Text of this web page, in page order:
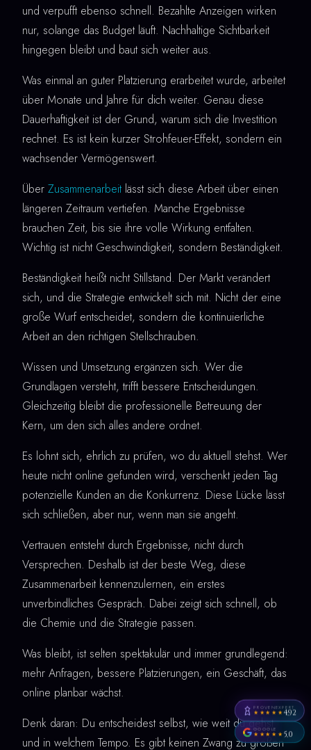
und verpufft ebenso schnell. Bezahlte Anzeigen wirken
nur, solange das Budget läuft. Nachhaltige Sichtbarkeit
hingegen bleibt und baut sich weiter aus.
Was einmal an guter Platzierung erarbeitet wurde, arbeitet
über Monate und Jahre für dich weiter. Genau diese
Dauerhaftigkeit ist der Grund, warum sich die Investition
rechnet. Es ist kein kurzer Strohfeuer-Effekt, sondern ein
wachsender Vermögenswert.
Über Zusammenarbeit lässt sich diese Arbeit über einen
längeren Zeitraum vertiefen. Manche Ergebnisse
brauchen Zeit, bis sie ihre volle Wirkung entfalten.
Wichtig ist nicht Geschwindigkeit, sondern Beständigkeit.
Beständigkeit heißt nicht Stillstand. Der Markt verändert
sich, und die Strategie entwickelt sich mit. Nicht der eine
große Wurf entscheidet, sondern die kontinuierliche
Arbeit an den richtigen Stellschrauben.
Wissen und Umsetzung ergänzen sich. Wer die
Grundlagen versteht, trifft bessere Entscheidungen.
Gleichzeitig bleibt die professionelle Betreuung der
Kern, um den sich alles andere ordnet.
Es lohnt sich, ehrlich zu prüfen, wo du aktuell stehst. Wer
heute nicht online gefunden wird, verschenkt jeden Tag
potenzielle Kunden an die Konkurrenz. Diese Lücke lässt
sich schließen, aber nur, wenn man sie angeht.
Vertrauen entsteht durch Ergebnisse, nicht durch
Versprechen. Deshalb ist der beste Weg, diese
Zusammenarbeit kennenzulernen, ein erstes
unverbindliches Gespräch. Dabei zeigt sich schnell, ob
die Chemie und die Strategie passen.
Was bleibt, ist selten spektakulär und immer grundlegend:
mehr Anfragen, bessere Platzierungen, ein Geschäft, das
online planbar wächst.
Denk daran: Du entscheidest selbst, wie weit du gehst
und in welchem Tempo. Es gibt keinen Zwang zu großen
PROVENEXPERT
★★★★★4,92
GOOGLE
★★★★★5,0